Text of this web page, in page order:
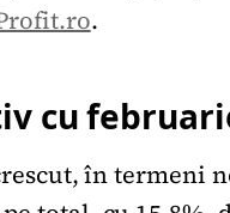
.
cu
în termeni